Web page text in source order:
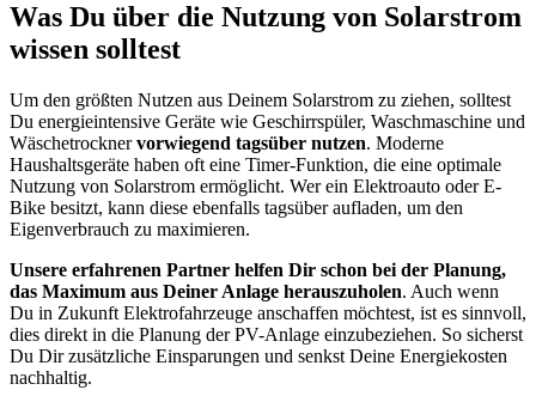
Was Du über die Nutzung von Solarstrom
wissen solltest
Um den größten Nutzen aus Deinem Solarstrom zu ziehen, solltest
Du energieintensive Geräte wie Geschirrspüler, Waschmaschine und
Wäschetrocknervorwiegend tagsüber nutzen. Moderne
Haushaltsgeräte haben oft eine Timer-Funktion, die eine optimale
Nutzung von Solarstrom ermöglicht. Wer ein Elektroauto oder E-
Bike besitzt, kann diese ebenfalls tagsüber aufladen, um den
Eigenverbrauch zu maximieren.
Unsere erfahrenen Partner helfen Dir schon bei der Planung,
das Maximum aus Deiner Anlage herauszuholen. Auch wenn
Du in Zukunft Elektrofahrzeuge anschaffen möchtest, ist es sinnvoll,
dies direkt in die Planung der PV-Anlage einzubeziehen. So sicherst
Du Dir zusätzliche Einsparungen und senkst Deine Energiekosten
nachhaltig.